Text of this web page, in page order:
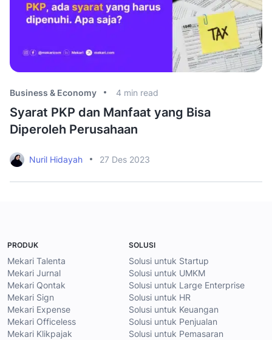
Business & Economy 4 min read
Syarat PKP dan Manfaat yang Bisa
Diperoleh Perusahaan
Nuril Hidayah 27 Des 2023
PRODUK
Mekari Talenta
Mekari Jurnal
Mekari Qontak
Mekari Sign
Mekari Expense
Mekari Officeless
Mekari Klikpajak
SOLUSI
Solusi untuk Startup
Solusi untuk UMKM
Solusi untuk Large Enterprise
Solusi untuk HR
Solusi untuk Keuangan
Solusi untuk Penjualan
Solusi untuk Pemasaran